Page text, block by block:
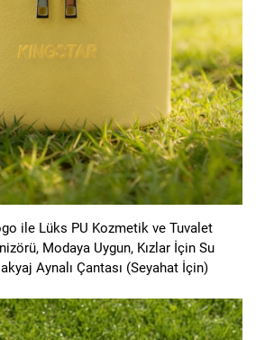
ile Lüks PU Kozmetik ve Tuvalet
Modaya Uygun, Kızlar İçin Su
Aynalı Çantası (Seyahat İçin)